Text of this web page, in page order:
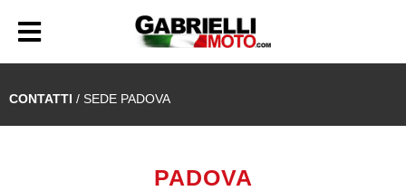
CONTATTI / SEDE PADOVA
PADOVA